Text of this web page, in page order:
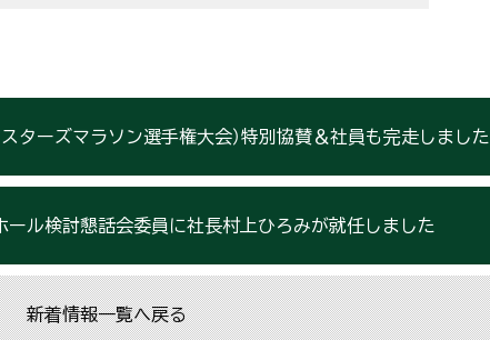
スターズマラソン選手権大会）特別協賛＆社員も完走しました
ル検討懇話会委員に社長村上ひろみが就任しました
新着情報一覧へ戻る